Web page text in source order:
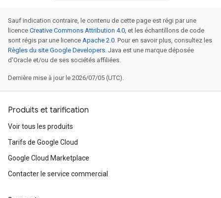
Sauf indication contraire, le contenu de cette page est régi par une
licence Creative Commons Attribution 4.0, et les échantillons de code
sont régis par une licence Apache 2.0. Pour en savoir plus, consultez les
Règles du site Google Developers. Java est une marque déposée
d'Oracle et/ou de ses sociétés affiliées.
Dernière mise à jour le 2026/07/05 (UTC).
Produits et tarification
Voir tous les produits
Tarifs de Google Cloud
Google Cloud Marketplace
Contacter le service commercial